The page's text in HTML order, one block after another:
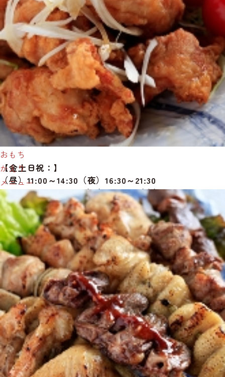
おもち
かえり
メニュー
【金土日祝：】
（昼）11:30～14:30（夜）17:00～22:00
※オーダーストップ（昼）14：00（夜）21:30
お持ち帰り
【火水木】
（昼）11:00～14:30（夜）16:30～20:30
※オーダーストップ（昼）14：00（夜）20:00
【金土日祝：】
（昼）11:00～14:30（夜）16:30～21:30
※オーダーストップ（昼）14：00（夜）21:00
定休日
毎週月曜日